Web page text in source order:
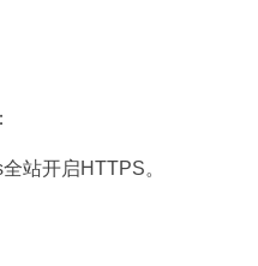
站开启HTTPS。